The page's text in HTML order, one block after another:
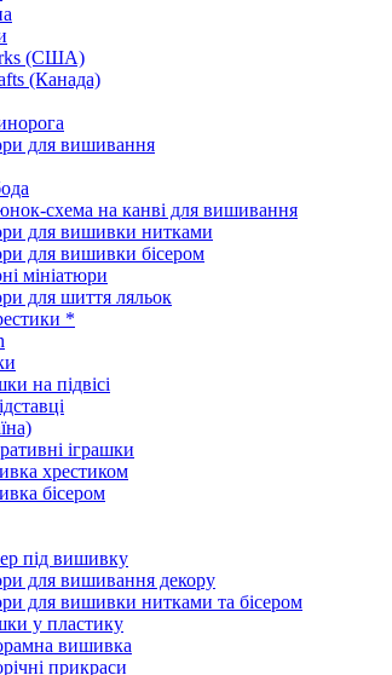
(США)
(Канада)
для вишивання
схема на канві для вишивання
для вишивки нитками
для вишивки бісером
мініатюри
для шиття ляльок
*
на підвісі
іграшки
хрестиком
бісером
під вишивку
для вишивання декору
для вишивки нитками та бісером
у пластику
вишивка
прикраси